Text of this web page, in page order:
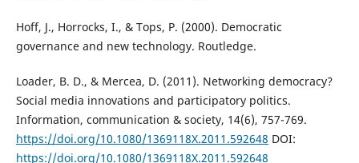
Hoff, J., Horrocks, I., & Tops, P. (2000). Democratic
governance and new technology. Routledge.
Loader, B. D., & Mercea, D. (2011). Networking democracy?
Social media innovations and participatory politics.
Information, communication & society, 14(6), 757-769.
https://doi.org/10.1080/1369118X.2011.592648 DOI:
https://doi.org/10.1080/1369118X.2011.592648